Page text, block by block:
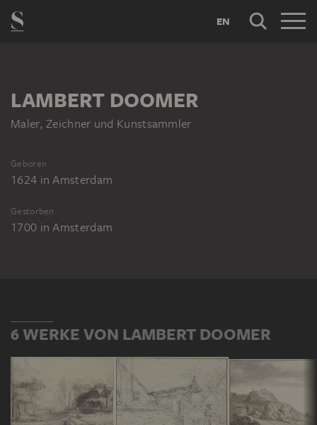
EN
LAMBERT DOOMER
Maler, Zeichner und Kunstsammler
Geboren
1624 inAmsterdam
Gestorben
1700 inAmsterdam
6 WERKE VON LAMBERT DOOMER